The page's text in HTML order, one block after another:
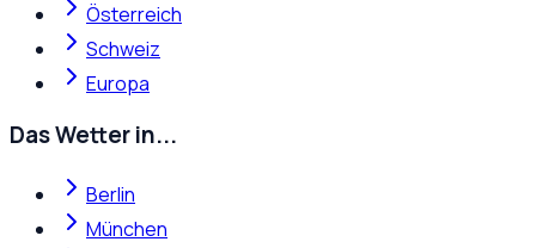
Österreich
Schweiz
Europa
Das Wetter in...
Berlin
München